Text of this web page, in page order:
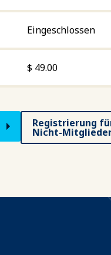
Eingeschlossen
$ 49.00
Registrierung
Nicht-